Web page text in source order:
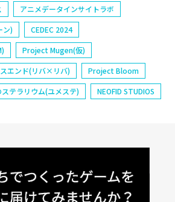
アニメデータインサイトラボ
ン)
CEDEC 2024
Project Mugen(仮)
エンド(リバ×リバ)
Project Bloom
テラリウム(ユメステ)
NEOFID STUDIOS